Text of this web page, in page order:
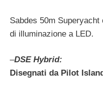
Sabdes 50m
di illuminazione a LED.
–DSE Hybrid:
Disegnati da Pilot